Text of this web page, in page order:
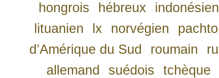
hongrois
hébreux
indonésien
lituanien
lx norvégien
pachto
d’Amérique du Sud
roumain
allemand
suédois tchèque